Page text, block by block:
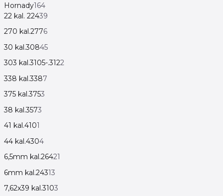
Hornady164
22 kal. 22439
270 kal.2776
30 kal.30845
303 kal.3105-.3122
338 kal.3387
375 kal.3753
38 kal.3573
41 kal.4101
44 kal.4304
6,5mm kal.26421
6mm kal.24313
7,62x39 kal.3103